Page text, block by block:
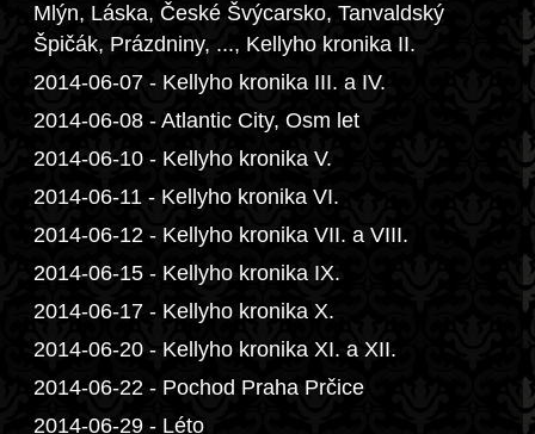
Mlýn, Láska, České Švýcarsko, Tanvaldský
Špičák, Prázdniny, ..., Kellyho kronika II.
2014-06-07 - Kellyho kronika III. a IV.
2014-06-08 - Atlantic City, Osm let
2014-06-10 - Kellyho kronika V.
2014-06-11 - Kellyho kronika VI.
2014-06-12 - Kellyho kronika VII. a VIII.
2014-06-15 - Kellyho kronika IX.
2014-06-17 - Kellyho kronika X.
2014-06-20 - Kellyho kronika XI. a XII.
2014-06-22 - Pochod Praha Prčice
2014-06-29 - Léto